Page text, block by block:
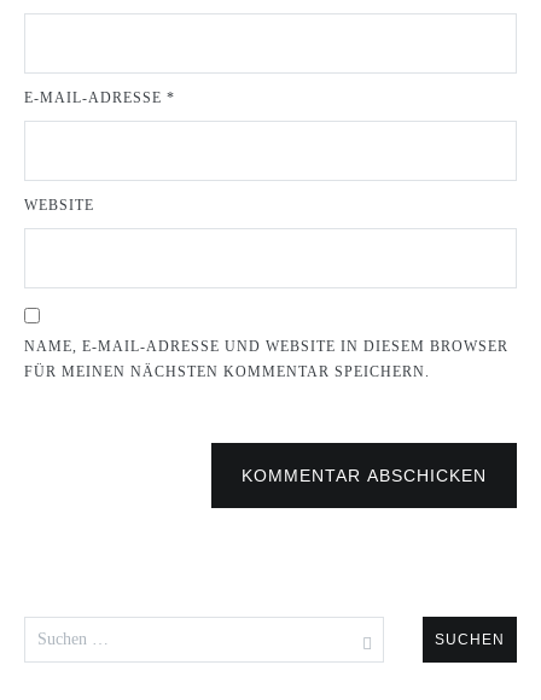
E-MAIL-ADRESSE *
WEBSITE
NAME, E-MAIL-ADRESSE UND WEBSITE IN DIESEM BROWSER
FÜR MEINEN NÄCHSTEN KOMMENTAR SPEICHERN.
KOMMENTAR ABSCHICKEN
nach: